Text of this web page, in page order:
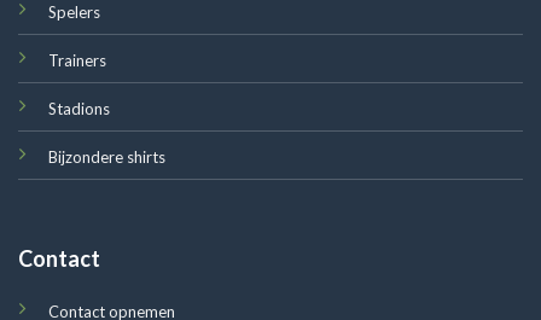
Spelers
Trainers
Stadions
Bijzondere shirts
Contact
Contact opnemen